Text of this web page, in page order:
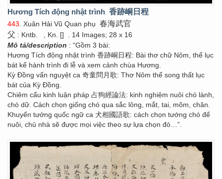
Hương Tích động nhật trình 香跡峒日程
443 . Xuân Hải Vũ Quan phụ 春海武官
父 : Kntb. , Kn. []
. 14 Images; 28 x 16
Mô tả/description : “Gồm 3 bài:
Hương Tích động nhật trình 香跡峒日程: Bài thơ chữ Nôm, thể lục
bát kể hành trình đi lễ và xem cảnh chùa Hương.
Kỳ Đồng vấn nguyệt ca 奇童問月歌: Thơ Nôm thể song thất lục
bát của Kỳ Đồng.
Chiêm cẩu kinh luận pháp 占狗經論法: kinh nghiệm nuôi chó lành,
chó dữ. Cách chọn giống chó qua sắc lông, mắt, tai, mõm, chân.
Khuyển tướng quốc ngữ ca 犬相國語歌: cách chọn tướng chó để
nuôi, chủ nhà sẽ được mọi việc theo sự lựa chọn đó…”.